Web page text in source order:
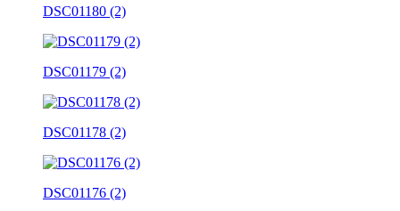
DSC01180 (2)
DSC01179 (2)
DSC01178 (2)
DSC01176 (2)